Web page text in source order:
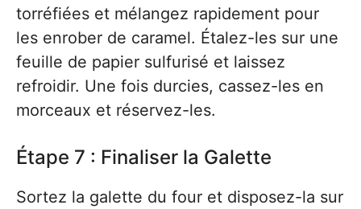
torréfiées et mélangez rapidement pour
les enrober de caramel. Étalez-les sur une
feuille de papier sulfurisé et laissez
refroidir. Une fois durcies, cassez-les en
morceaux et réservez-les.
Étape 7 : Finaliser la Galette
Sortez la galette du four et disposez-la sur